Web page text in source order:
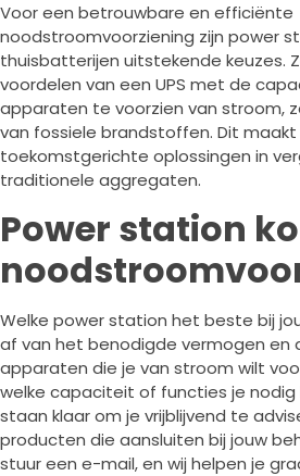
Voor een betrouwbare en efficiënte
noodstroomvoorziening zijn power
thuisbatterijen uitstekende keuzes.
voordelen van een UPS met de
apparaten te voorzien van stroom,
van fossiele brandstoffen. Dit
toekomstgerichte oplossingen in
traditionele aggregaten.
Power station
Welke power station het beste bij
af van het benodigde vermogen en
apparaten die je van stroom wilt
welke capaciteit of functies je nodig
staan klaar om je vrijblijvend te
producten die aansluiten bij jouw
stuur een e-mail, en wij helpen je